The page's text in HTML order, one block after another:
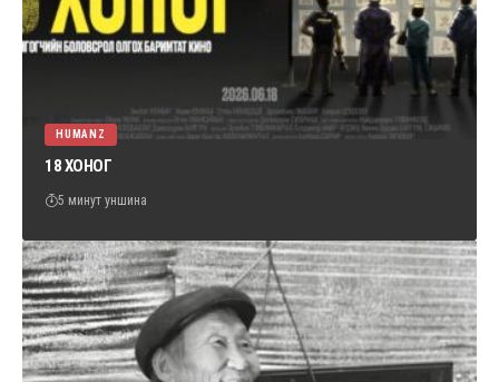
Г.ЭРДЭНЭБАТ
Humanz
HUMANZ
18 ХОНОГ
5 минут уншина